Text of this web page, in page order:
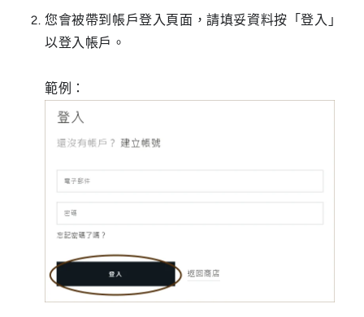
您會被帶到帳戶登入頁面，請填妥資料按「登入」
以登入帳戶。
範例：